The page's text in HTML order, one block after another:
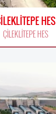
HES
ÇİLEKLİTEPE HES